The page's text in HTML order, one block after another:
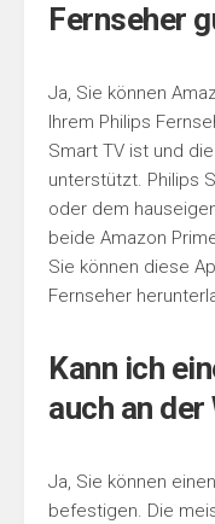
Fernseher
Ja, Sie können
Ihrem Philips
Smart TV ist und
unterstützt. Philips
oder dem
beide Amazon
Sie können diese
Fernseher
Kann ich
auch an
Ja, Sie können
befestigen. Die